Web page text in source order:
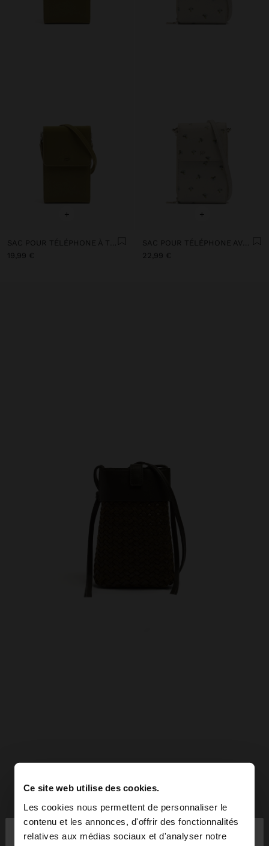
Ce site web utilise des cookies.
Les cookies nous permettent de personnaliser le
contenu et les annonces, d'offrir des fonctionnalités
relatives aux médias sociaux et d'analyser notre
bonjour ×
+
19,99 €
+
22,99 €